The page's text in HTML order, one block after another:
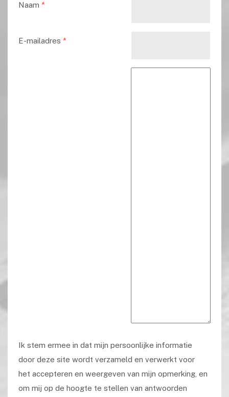
Naam *
E-mailadres *
Ik stem ermee in dat mijn persoonlijke informatie
door deze site wordt verzameld en verwerkt voor
het accepteren en weergeven van mijn opmerking, en
om mij op de hoogte te stellen van antwoorden